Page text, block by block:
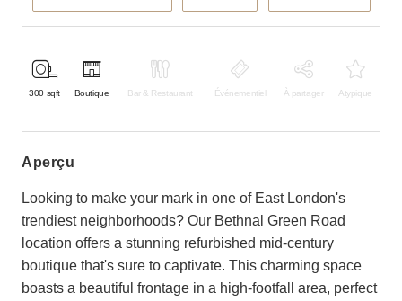
300 sqft Boutique Bar & Restaurant Événementiel À partager Atypique
aperçu
Looking to make your mark in one of East London's
trendiest neighborhoods? Our Bethnal Green Road
location offers a stunning refurbished mid-century
boutique that's sure to captivate. This charming space
boasts a beautiful frontage in a high-footfall area, perfect